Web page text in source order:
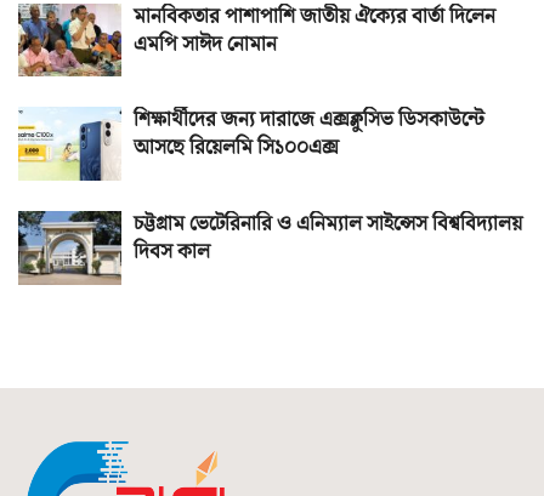
মানবিকতার পাশাপাশি জাতীয় ঐক্যের বার্তা দিলেন
এমপি সাঈদ নোমান
শিক্ষার্থীদের জন্য দারাজে এক্সক্লুসিভ ডিসকাউন্টে
আসছে রিয়েলমি সি১০০এক্স
চট্টগ্রাম ভেটেরিনারি ও এনিম্যাল সাইন্সেস বিশ্ববিদ্যালয়
দিবস কাল